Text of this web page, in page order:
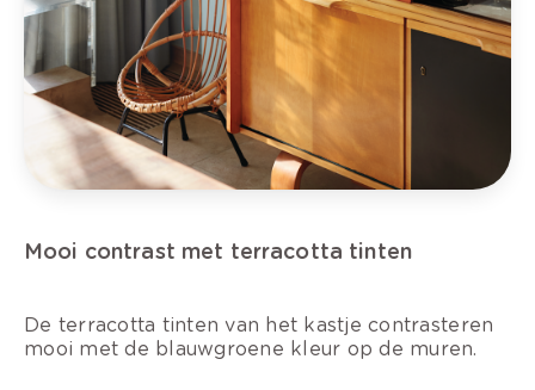
Mooi contrast met terracotta tinten
De terracotta tinten van het kastje contrasteren
mooi met de blauwgroene kleur op de muren.